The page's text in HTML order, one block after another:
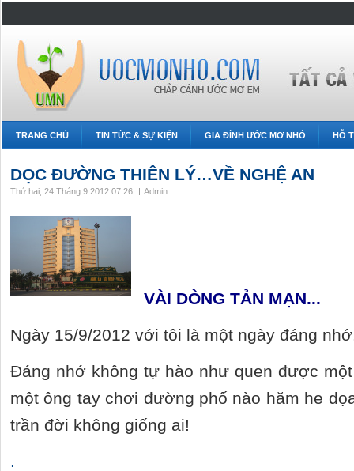
TRANG CHỦ TIN TỨC & SỰ KIỆN GIA ĐÌNH ƯỚC MƠ NHỎ HỖ
DỌC ĐƯỜNG THIÊN LÝ…VỀ NGHỆ AN
Thứ hai, 24 Tháng 9 2012 07:26 Admin
VÀI DÒNG TẢN MẠN...
Ngày 15/9/2012 với tôi là một ngày đáng
Đáng nhớ không tự hào như quen được
một ông tay chơi đường phố nào hăm he
trần đời không giống ai!
.